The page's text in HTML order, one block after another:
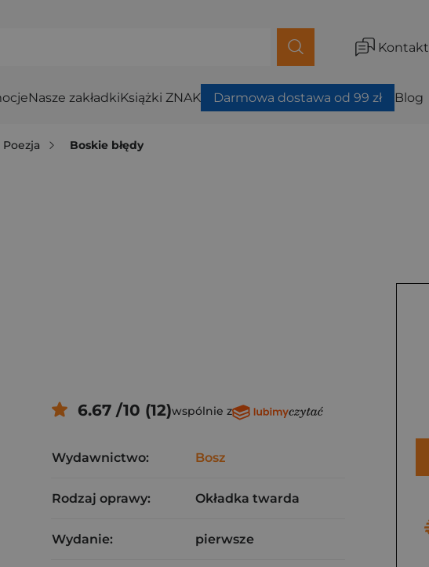
Kontakt
Nasze zakładkiKsiążki ZNAK Darmowa dostawa od 99 zł Blog
Poezja Boskie błędy
6.67 /10 (12)wspólnie z
Wydawnictwo: Bosz
Rodzaj oprawy: Okładka twarda
Wydanie: pierwsze